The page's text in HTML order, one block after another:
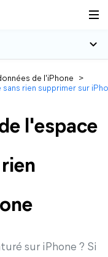
de l'iPhone
>
rien supprimer sur
l'espace
sur iPhone ? Si